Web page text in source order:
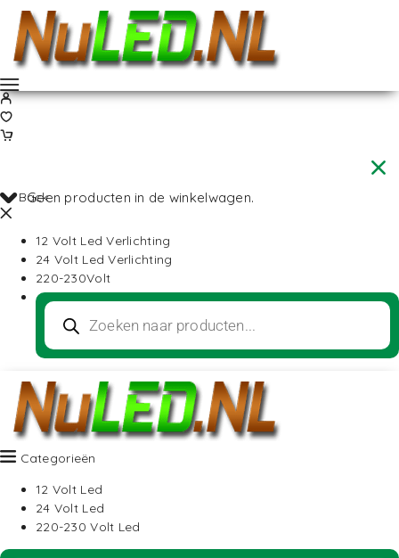
Geen producten in de winkelwagen.
Back
12 Volt Led Verlichting
24 Volt Led Verlichting
220-230Volt
Categorieën
12 Volt Led
24 Volt Led
220-230 Volt Led